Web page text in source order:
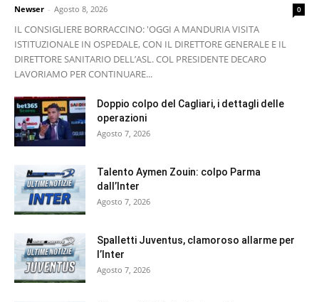
Newser - Agosto 8, 2026 0
IL CONSIGLIERE BORRACCINO: 'OGGI A MANDURIA VISITA
ISTITUZIONALE IN OSPEDALE, CON IL DIRETTORE GENERALE E IL
DIRETTORE SANITARIO DELL’ASL. COL PRESIDENTE DECARO
LAVORIAMO PER CONTINUARE...
Doppio colpo del Cagliari, i dettagli delle
operazioni
Agosto 7, 2026
Talento Aymen Zouin: colpo Parma
dall’Inter
Agosto 7, 2026
Spalletti Juventus, clamoroso allarme per
l’Inter
Agosto 7, 2026